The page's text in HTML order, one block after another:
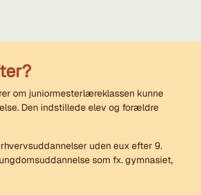
om juniormesterlæreklassen kunne
Den indstillede elev og forældre
uden eux efter 9.
som fx. gymnasiet,